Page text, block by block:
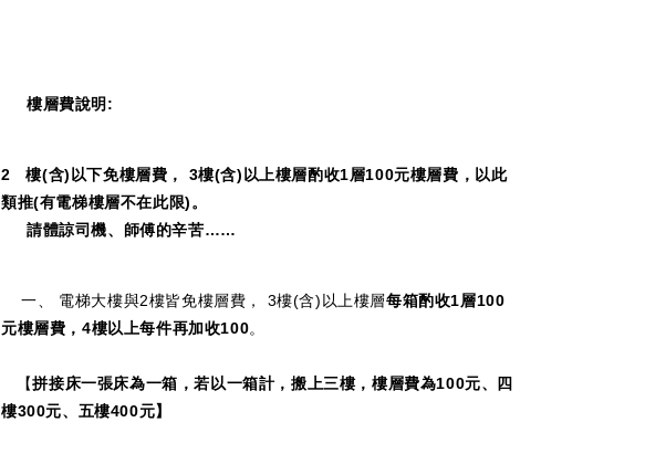
樓層費說明:
2樓(含)以下免樓層費， 3樓(含)以上樓層酌收1層100元樓層費，以此
類推(有電梯樓層不在此限)。
請體諒司機、師傅的辛苦……
一、 電梯大樓與2樓皆免樓層費， 3樓(含)以上樓層每箱酌收1層100
元樓層費，4樓以上每件再加收100。
【拼接床一張床為一箱，若以一箱計，搬上三樓，樓層費為100元、四
樓300元、五樓400元】